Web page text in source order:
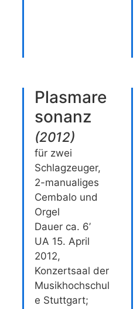
Plasmare
sonanz
(2012)
für zwei
Schlagzeuger,
2-manualiges
Cembalo und
Orgel
Dauer ca. 6’
UA 15. April
2012,
Konzertsaal der
Musikhochschul
e Stuttgart;